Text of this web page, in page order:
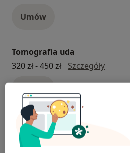
Umów
Tomografia uda
320 zł - 450 zł
Szczegóły
Tomografia twarzoczaszki
250 zł - 330 zł
Szczegóły